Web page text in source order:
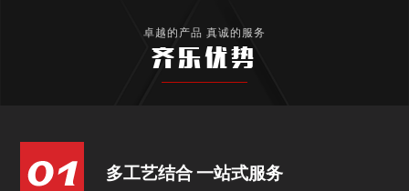
卓越的产品 真诚的服务
齐乐优势
多工艺结合 一站式服务